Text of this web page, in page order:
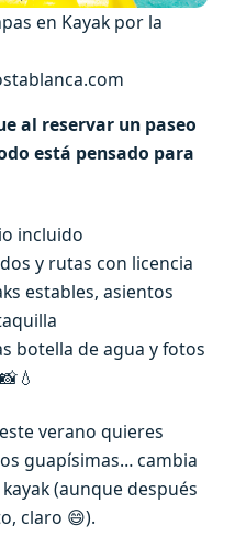
en Kayak por la
al reservar un paseo
está pensado para
incluido
y rutas con licencia
estables, asientos
botella de agua y fotos
verano quieres
guapísimas… cambia
(aunque después
claro 😄).